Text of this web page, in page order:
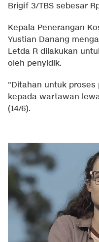
Brigif 3/TBS sebesar
Kepala Penerangan
Yustian Danang
Letda R dilakukan
oleh penyidik.
"Ditahan untuk proses
kepada wartawan
(14/6).